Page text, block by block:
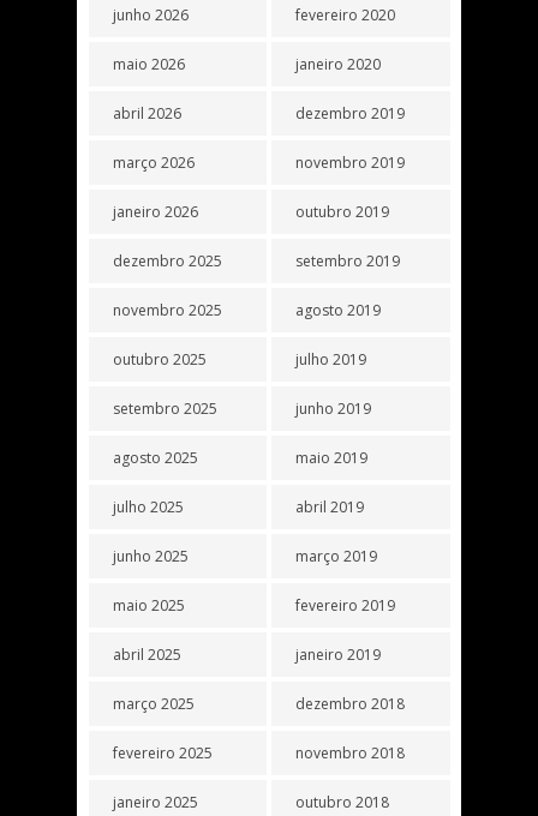
junho 2026
maio 2026
abril 2026
março 2026
janeiro 2026
dezembro 2025
novembro 2025
outubro 2025
setembro 2025
agosto 2025
julho 2025
junho 2025
maio 2025
abril 2025
março 2025
fevereiro 2025
janeiro 2025
fevereiro 2020
janeiro 2020
dezembro 2019
novembro 2019
outubro 2019
setembro 2019
agosto 2019
julho 2019
junho 2019
maio 2019
abril 2019
março 2019
fevereiro 2019
janeiro 2019
dezembro 2018
novembro 2018
outubro 2018